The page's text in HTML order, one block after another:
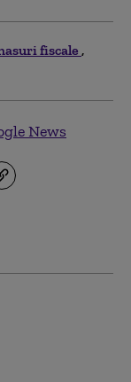
fiscale
News